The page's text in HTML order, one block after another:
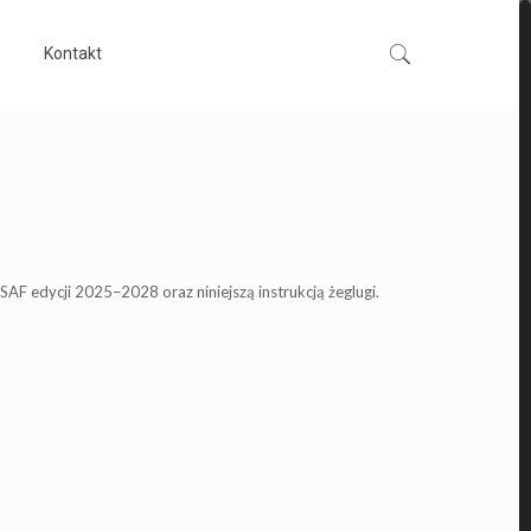
Kontakt
edycji 2025–2028 oraz niniejszą instrukcją żeglugi.